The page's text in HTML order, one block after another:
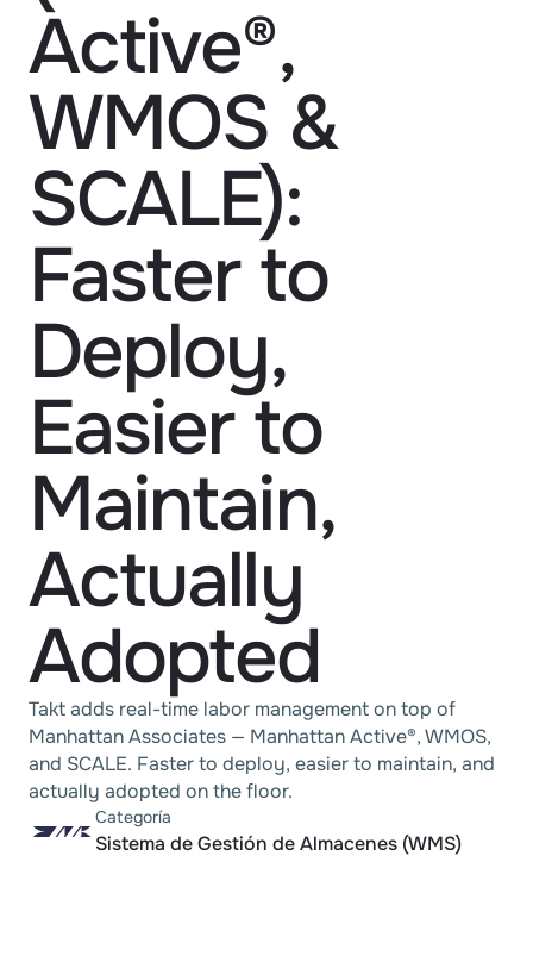
Active®,
WMOS &
SCALE):
Faster to
Deploy,
Easier to
Maintain,
Actually
Adopted
Takt adds real-time labor management on top of
Manhattan Associates — Manhattan Active®, WMOS,
and SCALE. Faster to deploy, easier to maintain, and
actually adopted on the floor.
Categoría
Sistema de Gestión de Almacenes (WMS)